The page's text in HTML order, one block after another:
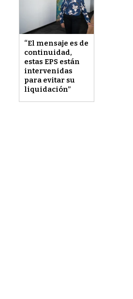
“El mensaje es de
continuidad,
estas EPS están
intervenidas
para evitar su
liquidación”